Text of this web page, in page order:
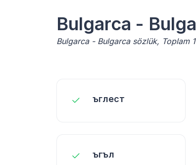
Bulgarca -
Bulgarca - Bulgarca sözlük, Toplam
ъглест
ъгъл